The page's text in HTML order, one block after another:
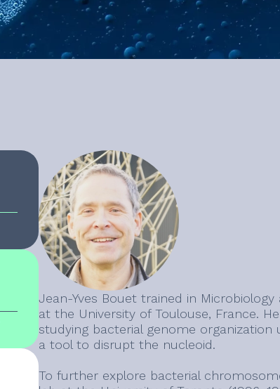
Jean-Yves Bouet trained in
at the University of Toulouse, France.
studying bacterial genome organization
a tool to disrupt the nucleoid.
To further explore bacterial